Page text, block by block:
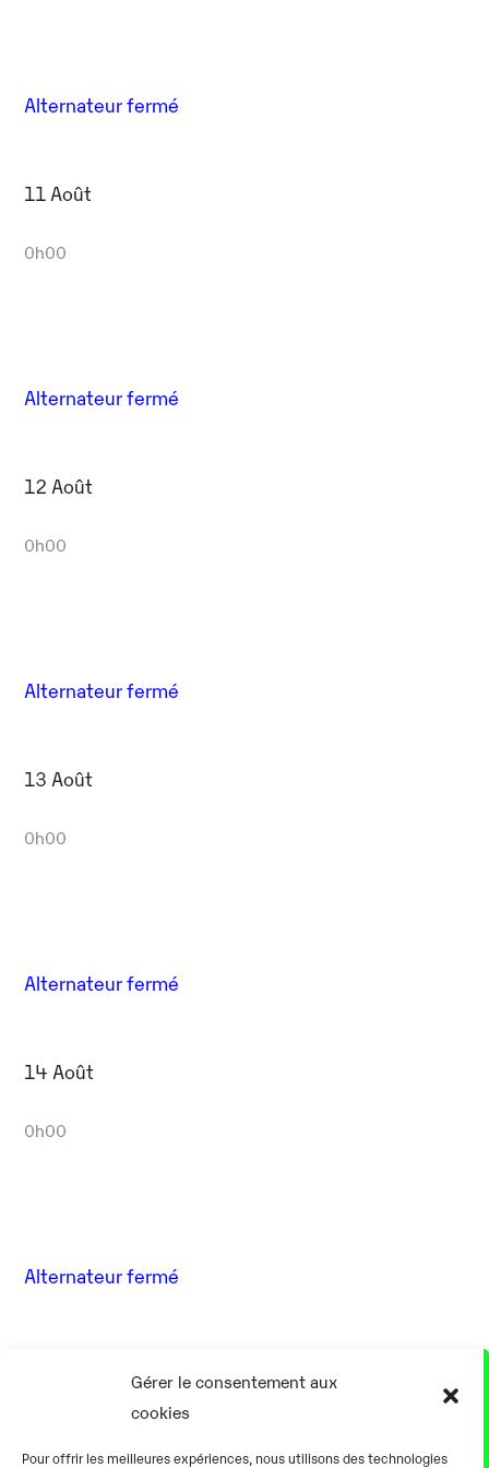
Gérer le consentement aux
cookies
Pour offrir les meilleures expériences, nous utilisons des technologies
Alternateur fermé
11 Août
0h00
Alternateur fermé
12 Août
0h00
Alternateur fermé
13 Août
0h00
Alternateur fermé
14 Août
0h00
Alternateur fermé